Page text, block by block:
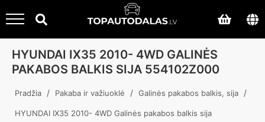
HYUNDAI IX35 2010- 4WD GALINĖS
PAKABOS BALKIS SIJA 554102Z000
Pradžia / Pakaba ir važiuoklė / Galinės pakabos balkis, sija /
HYUNDAI IX35 2010- 4WD Galinės pakabos balkis sija